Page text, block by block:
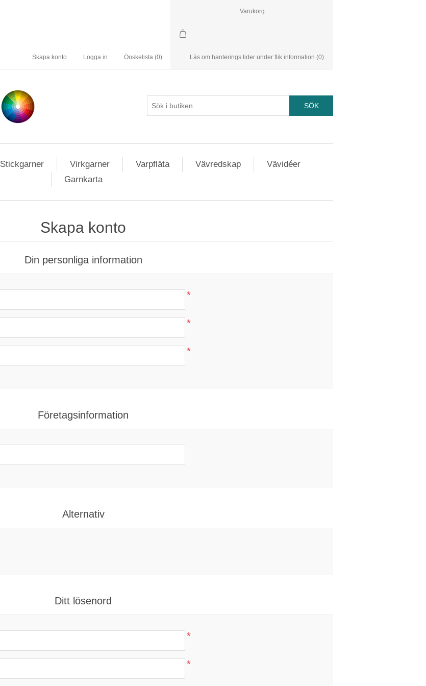
Skapa konto Logga in Önskelista (0)
Varukorg
Läs om hanterings tider under flik information (0)
Stickgarner Virkgarner Varpfläta Vävredskap
Vävidéer
Garnkarta
Skapa konto
Din personliga information
*
*
*
Företagsinformation
Alternativ
Ditt lösenord
*
*